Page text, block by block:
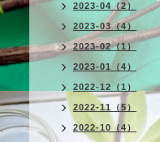
2023-04（2）
2023-03（4）
2023-02（1）
2023-01（4）
2022-12（1）
2022-11（5）
2022-10（4）